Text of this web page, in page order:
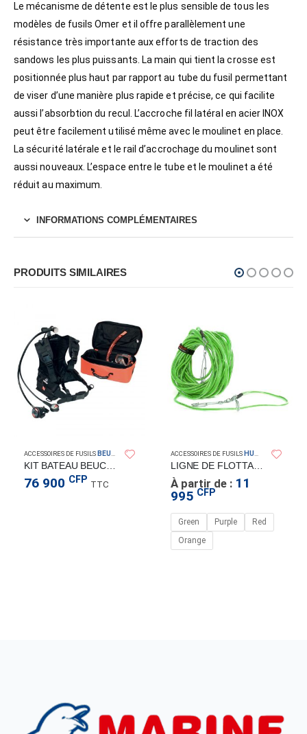
Le mécanisme de détente est le plus sensible de tous les
modèles de fusils Omer et il offre parallèlement une
résistance très importante aux efforts de traction des
sandows les plus puissants. La main qui tient la crosse est
positionnée plus haut par rapport au tube du fusil permettant
de viser d’une manière plus rapide et précise, ce qui facilite
aussi l’absorbtion du recul. L’accroche fil latéral en acier INOX
peut être facilement utilisé même avec le moulinet en place.
La sécurité latérale et le rail d’accrochage du moulinet sont
aussi nouveaux. L’espace entre le tube et le moulinet a été
réduit au maximum.
INFORMATIONS COMPLÉMENTAIRES
PRODUITS SIMILAIRES
ACCESSOIRES DE FUSILS BEUCHAT
KIT BATEAU BEUCHAT
76 900 CFP TTC
ACCESSOIRES DE FUSILS HUNTMASTER
LIGNE DE FLOTTAISON PVC TUNA TAMER – 11MM – 20M
À partir de : 11
995 CFP
Green Purple
Red
Orange